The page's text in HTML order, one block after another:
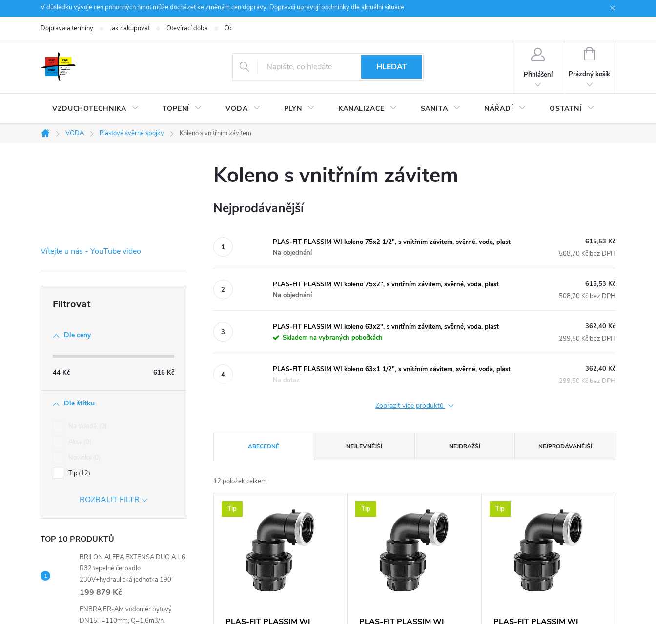
na
V důsledku vývoje cen pohonných hmot může docházet ke změnám cen dopravy. Dopravci upravují podmínky dle aktuální situace.
Doprava a termíny Jak nakupovat Otevírací doba Obchodní podmínky
HLEDAT
Přihlášení
NÁKUPNÍ
Prázdný košík
VZDUCHOTECHNIKA TOPENÍ VODA PLYN KANALIZACE SANITA NÁŘADÍ OSTATNÍ
Domů
VODA Plastové svěrné spojky Koleno s vnitřním závitem
t
r
Vítejte u nás - YouTube video
Dle ceny
44 Kč 616 Kč
Dle štítku
Tip 12
ROZBALIT FILTR
TOP 10 PRODUKTŮ
BRILON ALFEA EXTENSA DUO A.I. 6
R32 tepelné čerpadlo
230V+hydraulická jednotka 190l
199 879 Kč
ENBRA ER-AM vodoměr bytový
DN15, l=110mm, Q=1,6m3/h,
Koleno s vnitřním závitem
Nejprodávanější
PLAS-FIT PLASSIM WI koleno 75x2 1/2", s vnitřním závitem, svěrné, voda, plast
Na objednání
615,53 Kč
508,70 Kč bez DPH
PLAS-FIT PLASSIM WI koleno 75x2", s vnitřním závitem, svěrné, voda, plast
Na objednání
615,53 Kč
508,70 Kč bez DPH
PLAS-FIT PLASSIM WI koleno 63x2", s vnitřním závitem, svěrné, voda, plast
Skladem na vybraných pobočkách
362,40 Kč
299,50 Kč bez DPH
PLAS-FIT PLASSIM WI koleno 63x1 1/2", s vnitřním závitem, svěrné, voda, plast
Na dotaz
362,40 Kč
299,50 Kč bez DPH
Zobrazit více produktů
a
z
e
ABECEDNĚ NEJLEVNĚJŠÍ NEJDRAŽŠÍ NEJPRODÁVANĚJŠÍ
12 položek celkem
VTip
PLAS-FIT PLASSIM WI
Tip
PLAS-FIT PLASSIM WI
Tip
PLAS-FIT PLASSIM WI